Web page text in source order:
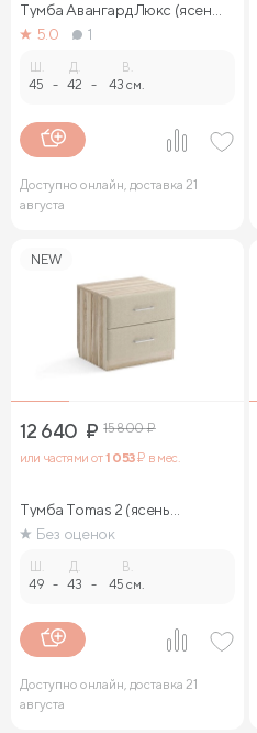
Тумба Авангард Люкс (ясень
ориноко)
5.0 1
45 -
Д.
42 -
В.
43 см.
Доступно онлайн, доставка 21
августа
NEW
12 640 ₽ 15 800₽
или частями от1 053₽ в мес.
Тумба Tomas 2 (ясень
ориноко)
Без оценок
49 -
Д.
43 -
В.
45 см.
Доступно онлайн, доставка 21
августа